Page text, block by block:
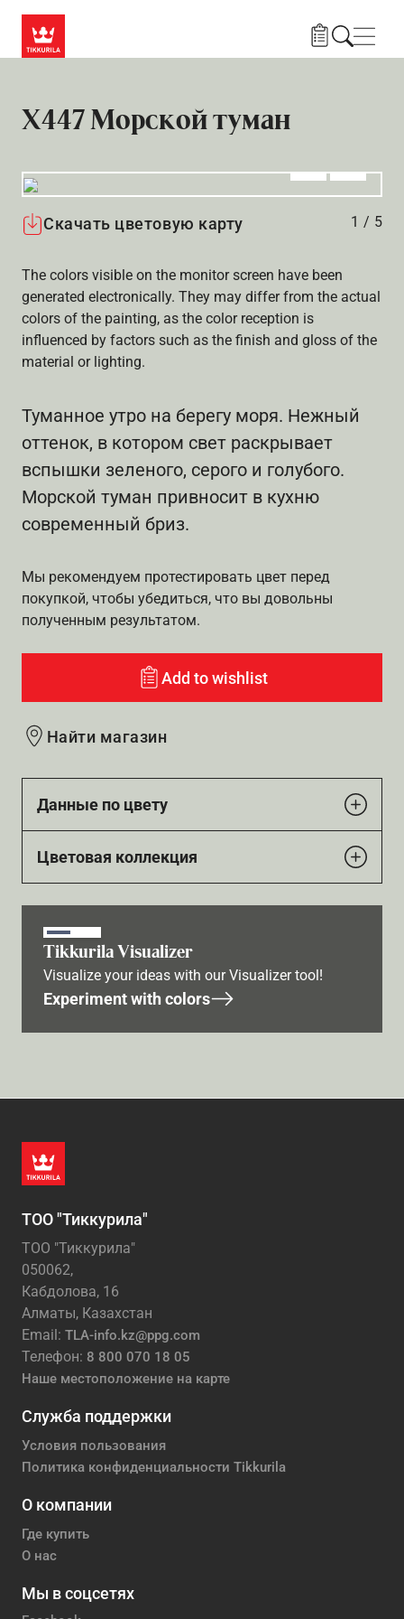
X447 Морской туман
Скачать цветовую карту 1 / 5
The colors visible on the monitor screen have been
generated electronically. They may differ from the actual
colors of the painting, as the color reception is
influenced by factors such as the finish and gloss of the
material or lighting.
Туманное утро на берегу моря. Нежный
оттенок, в котором свет раскрывает
вспышки зеленого, серого и голубого.
Морской туман привносит в кухню
современный бриз.
Мы рекомендуем протестировать цвет перед
покупкой, чтобы убедиться, что вы довольны
полученным результатом.
Add to wishlist
Найти магазин
Данные по цвету
Цветовая коллекция
Tikkurila Visualizer
Visualize your ideas with our Visualizer tool!
Experiment with colors
ТОО "Тиккурила"
ТОО "Тиккурила"
050062,
Кабдолова, 16
Алматы, Казахстан
Email: TLA-info.kz@ppg.com
Телефон: 8 800 070 18 05
Наше местоположение на карте
Служба поддержки
Условия пользования
Политика конфиденциальности Tikkurila
О компании
Где купить
О нас
Мы в соцсетях